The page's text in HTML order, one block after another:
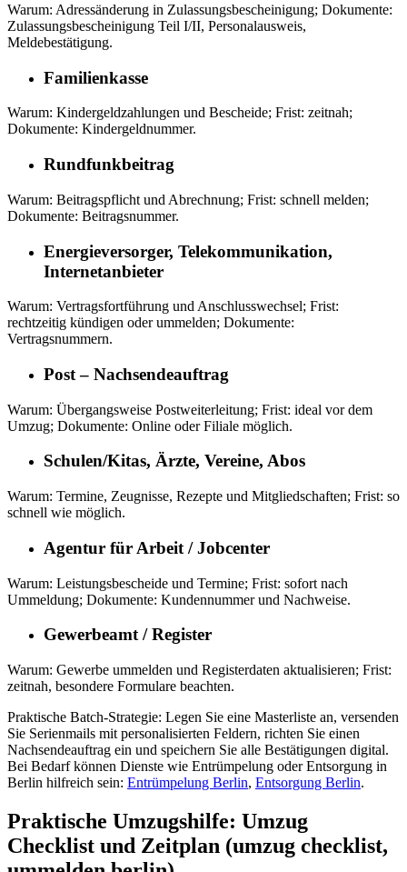
Warum: Adressänderung in Zulassungsbescheinigung; Dokumente:
Zulassungsbescheinigung Teil I/II, Personalausweis,
Meldebestätigung.
Familienkasse
Warum: Kindergeldzahlungen und Bescheide; Frist: zeitnah;
Dokumente: Kindergeldnummer.
Rundfunkbeitrag
Warum: Beitragspflicht und Abrechnung; Frist: schnell melden;
Dokumente: Beitragsnummer.
Energieversorger, Telekommunikation,
Internetanbieter
Warum: Vertragsfortführung und Anschlusswechsel; Frist:
rechtzeitig kündigen oder ummelden; Dokumente:
Vertragsnummern.
Post – Nachsendeauftrag
Warum: Übergangsweise Postweiterleitung; Frist: ideal vor dem
Umzug; Dokumente: Online oder Filiale möglich.
Schulen/Kitas, Ärzte, Vereine, Abos
Warum: Termine, Zeugnisse, Rezepte und Mitgliedschaften; Frist: so
schnell wie möglich.
Agentur für Arbeit / Jobcenter
Warum: Leistungsbescheide und Termine; Frist: sofort nach
Ummeldung; Dokumente: Kundennummer und Nachweise.
Gewerbeamt / Register
Warum: Gewerbe ummelden und Registerdaten aktualisieren; Frist:
zeitnah, besondere Formulare beachten.
Praktische Batch‑Strategie: Legen Sie eine Masterliste an, versenden
Sie Serienmails mit personalisierten Feldern, richten Sie einen
Nachsendeauftrag ein und speichern Sie alle Bestätigungen digital.
Bei Bedarf können Dienste wie Entrümpelung oder Entsorgung in
Berlin hilfreich sein: Entrümpelung Berlin, Entsorgung Berlin.
Praktische Umzugshilfe: Umzug
Checklist und Zeitplan (umzug checklist,